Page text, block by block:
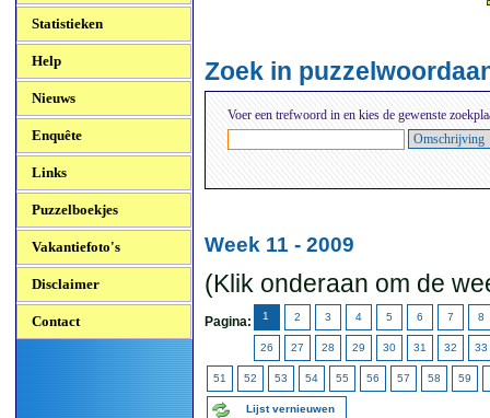
Statistieken
Help
Nieuws
Enquête
Links
Puzzelboekjes
Vakantiefoto's
Disclaimer
Contact
Zoek in
Voer een trefwoord in en kies de gewenste
Week 11 - 2009
(Klik onderaan om de
Pagina: 1 2 3 4 5 6 7 8
26 27 28 29 30 31 32 33
51 52 53 54 55 56 57 58 59
Lijst vernieuwen